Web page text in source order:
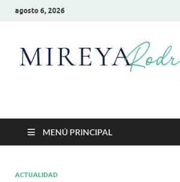
agosto 6, 2026
Mireya
MENÚ PRINCIPAL
ACTUALIDAD